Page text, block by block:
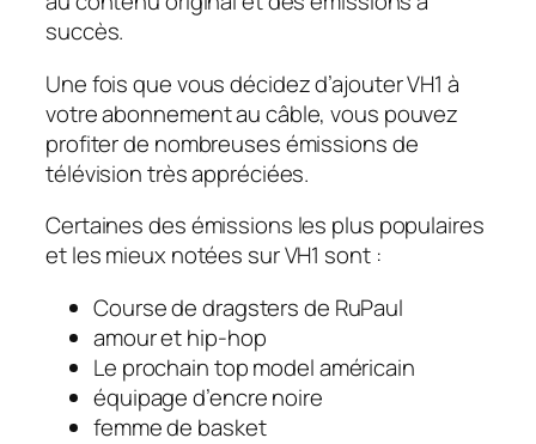
succès.
Une fois que vous décidez d’ajouter VH1 à
votre abonnement au câble, vous pouvez
profiter de nombreuses émissions de
télévision très appréciées.
Certaines des émissions les plus populaires
et les mieux notées sur VH1 sont :
Course de dragsters de RuPaul
amour et hip-hop
Le prochain top model américain
équipage d’encre noire
femme de basket